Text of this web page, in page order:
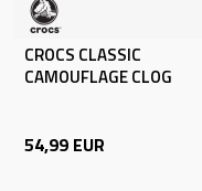
CROCS CLASSIC
CAMOUFLAGE CLOG
54,99 EUR